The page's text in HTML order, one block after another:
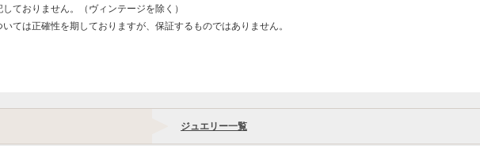
ておりません。（ヴィンテージを除く）
ては正確性を期しておりますが、保証するものではありません。
ジュエリー一覧